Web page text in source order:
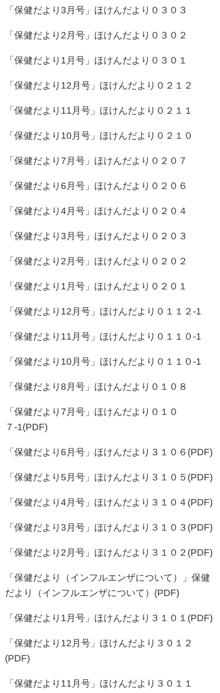
「保健だより3月号」 ほけんだより０３０３
「保健だより2月号」 ほけんだより０３０２
「保健だより1月号」 ほけんだより０３０１
「保健だより12月号」 ほけんだより０２１２
「保健だより11月号」 ほけんだより０２１１
「保健だより10月号」 ほけんだより０２１０
「保健だより7月号」 ほけんだより０２０７
「保健だより6月号」 ほけんだより０２０ ６
「保健だより4月号」 ほけんだより０２０４
「保健だより3月号」 ほけんだより０２０３
「保健だより2月号」 ほけんだより０２０２
「保健だより1月号」 ほけんだより０２０１
「保健だより12月号」 ほけんだより０１１２-1
「保健だより11月号」 ほけんだより０１１０-1
「保健だより10月号」 ほけんだより０１１０-1
「保健だより8月号」 ほけんだより０１０８
「保健だより7月号」 ほけんだより０１０
７-1(PDF)
「保健だより6月号」 ほけんだより３１０６ (PDF)
「保健だより5月号」 ほけんだより３１０５ (PDF)
「保健だより4月号」 ほけんだより３１０４ (PDF)
「保健だより3月号」 ほけんだより３１０３ (PDF)
「保健だより2月号」 ほけんだより３１０２ (PDF)
「保健だより（インフルエンザについて）」 保健
だより（インフルエンザについて） (PDF)
「保健だより1月号」 ほけんだより３１０１ (PDF)
「保健だより12月号」 ほけんだより３０１２
(PDF)
「保健だより11月号」 ほけんだより３０１１